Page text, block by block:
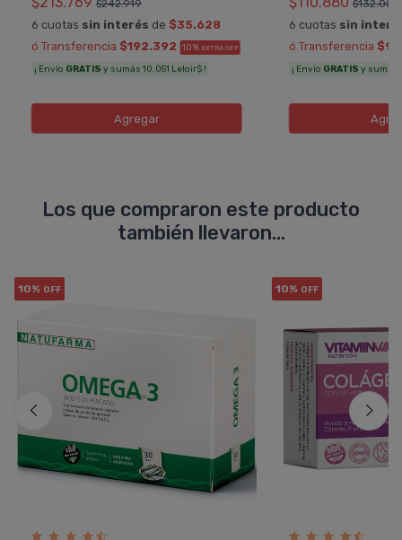
$242.919
6 cuotas sin interés de $35.628
ó Transferencia $192.392 10% EXTRA OFF
¡ Envío GRATIS y sumás 10.051 Leloir$ !
Agregar
$132.000
6 cuotas sin
ó Transferencia
¡ Envío GRATIS y sumás
Los que compraron este producto
también llevaron...
10% OFF 10% OFF